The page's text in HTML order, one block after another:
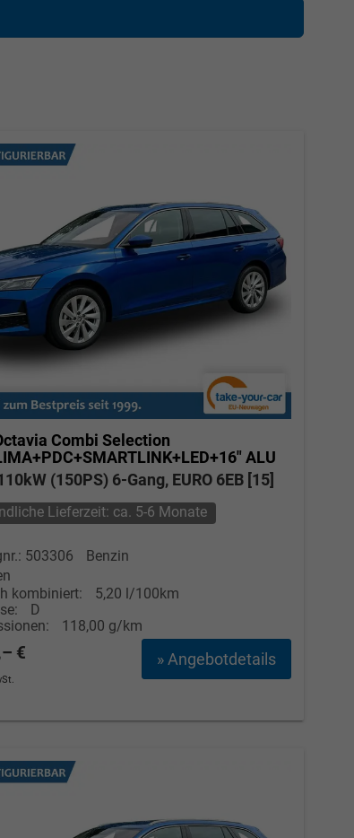
Combi Selection
ALU
(150PS) 6-Gang, EURO 6EB [15]
Lieferzeit: ca. 5-6 Monate
503306
Benzin
kombiniert:
5,20 l/100km
D
118,00 g/km
» Angebotdetails
€